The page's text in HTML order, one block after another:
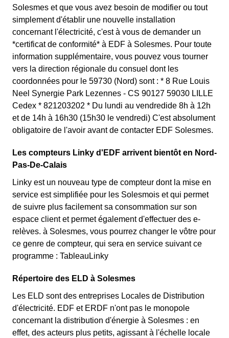
Solesmes et que vous avez besoin de modifier ou tout
simplement d'établir une nouvelle installation
concernant l'électricité, c'est à vous de demander un
*certificat de conformité* à EDF à Solesmes. Pour toute
information supplémentaire, vous pouvez vous tourner
vers la direction régionale du consuel dont les
coordonnées pour le 59730 (Nord) sont : * 8 Rue Louis
Neel Synergie Park Lezennes - CS 90127 59030 LILLE
Cedex * 821203202 * Du lundi au vendredide 8h à 12h
et de 14h à 16h30 (15h30 le vendredi) C'est absolument
obligatoire de l'avoir avant de contacter EDF Solesmes.
Les compteurs Linky d'EDF arrivent bientôt en Nord-
Pas-De-Calais
Linky est un nouveau type de compteur dont la mise en
service est simplifiée pour les Solesmois et qui permet
de suivre plus facilement sa consommation sur son
espace client et permet également d'effectuer des e-
relèves. à Solesmes, vous pourrez changer le vôtre pour
ce genre de compteur, qui sera en service suivant ce
programme : TableauLinky
Répertoire des ELD à Solesmes
Les ELD sont des entreprises Locales de Distribution
d'électricité. EDF et ERDF n'ont pas le monopole
concernant la distribution d'énergie à Solesmes : en
effet, des acteurs plus petits, agissant à l'échelle locale